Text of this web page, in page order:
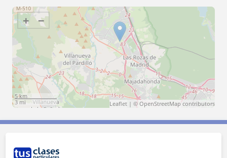
+ −
5 km
3 mi
Leaflet | © OpenStreetMap contributors
Contacta con Pilar